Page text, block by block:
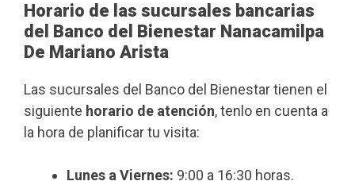
Horario de las sucursales bancarias
del Banco del Bienestar Nanacamilpa
De Mariano Arista
Las sucursales del Banco del Bienestar tienen el
siguiente horario de atención, tenlo en cuenta a
la hora de planificar tu visita:
Lunes a Viernes: 9:00 a 16:30 horas.